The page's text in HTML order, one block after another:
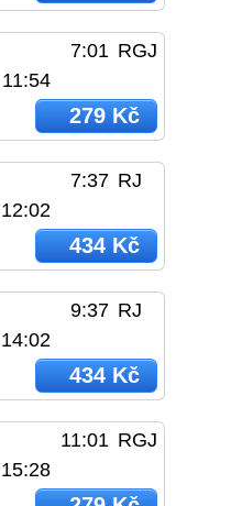
7:01 RGJ
11:54
279 Kč
7:37 RJ
12:02
434 Kč
9:37 RJ
14:02
434 Kč
11:01 RGJ
15:28